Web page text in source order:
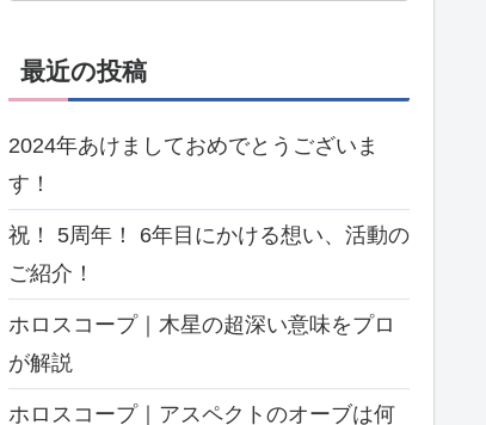
最近の投稿
2024年あけましておめでとうございま
す！
祝！ 5周年！ 6年目にかける想い、活動の
ご紹介！
ホロスコープ｜木星の超深い意味をプロ
が解説
ホロスコープ｜アスペクトのオーブは何